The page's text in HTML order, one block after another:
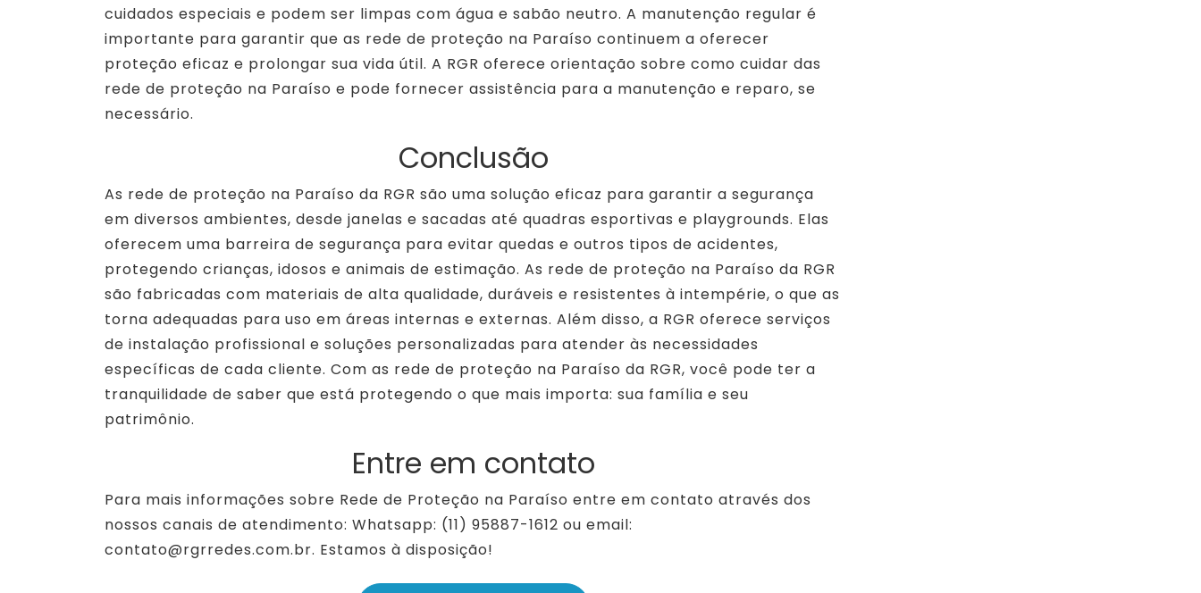
cuidados especiais e podem ser limpas com água e sabão neutro. A manutenção regular é
importante para garantir que as rede de proteção na Paraíso continuem a oferecer
proteção eficaz e prolongar sua vida útil. A RGR oferece orientação sobre como cuidar das
rede de proteção na Paraíso e pode fornecer assistência para a manutenção e reparo, se
necessário.
Conclusão
As rede de proteção na Paraíso da RGR são uma solução eficaz para garantir a segurança
em diversos ambientes, desde janelas e sacadas até quadras esportivas e playgrounds. Elas
oferecem uma barreira de segurança para evitar quedas e outros tipos de acidentes,
protegendo crianças, idosos e animais de estimação. As rede de proteção na Paraíso da RGR
são fabricadas com materiais de alta qualidade, duráveis e resistentes à intempérie, o que as
torna adequadas para uso em áreas internas e externas. Além disso, a RGR oferece serviços
de instalação profissional e soluções personalizadas para atender às necessidades
específicas de cada cliente. Com as rede de proteção na Paraíso da RGR, você pode ter a
tranquilidade de saber que está protegendo o que mais importa: sua família e seu
patrimônio.
Entre em contato
Para mais informações sobre Rede de Proteção na Paraíso entre em contato através dos
nossos canais de atendimento: Whatsapp: (11) 95887-1612 ou email:
contato@rgrredes.com.br. Estamos à disposição!